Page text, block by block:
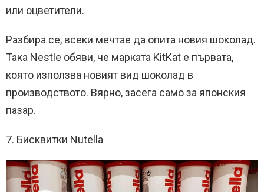
или оцветители.
Разбира се, всеки мечтае да опита новия шоколад.
Така Nestle обяви, че марката KitKat е първата,
която използва новият вид шоколад в
производството. Вярно, засега само за японския
пазар.
7. Бисквитки Nutella